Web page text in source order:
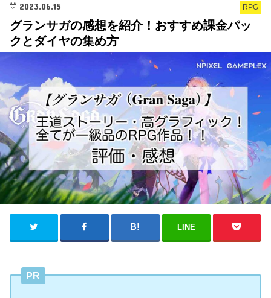
RPG
2023.06.15
グランサガの感想を紹介！おすすめ課金パッ
クとダイヤの集め方
LINE
PR